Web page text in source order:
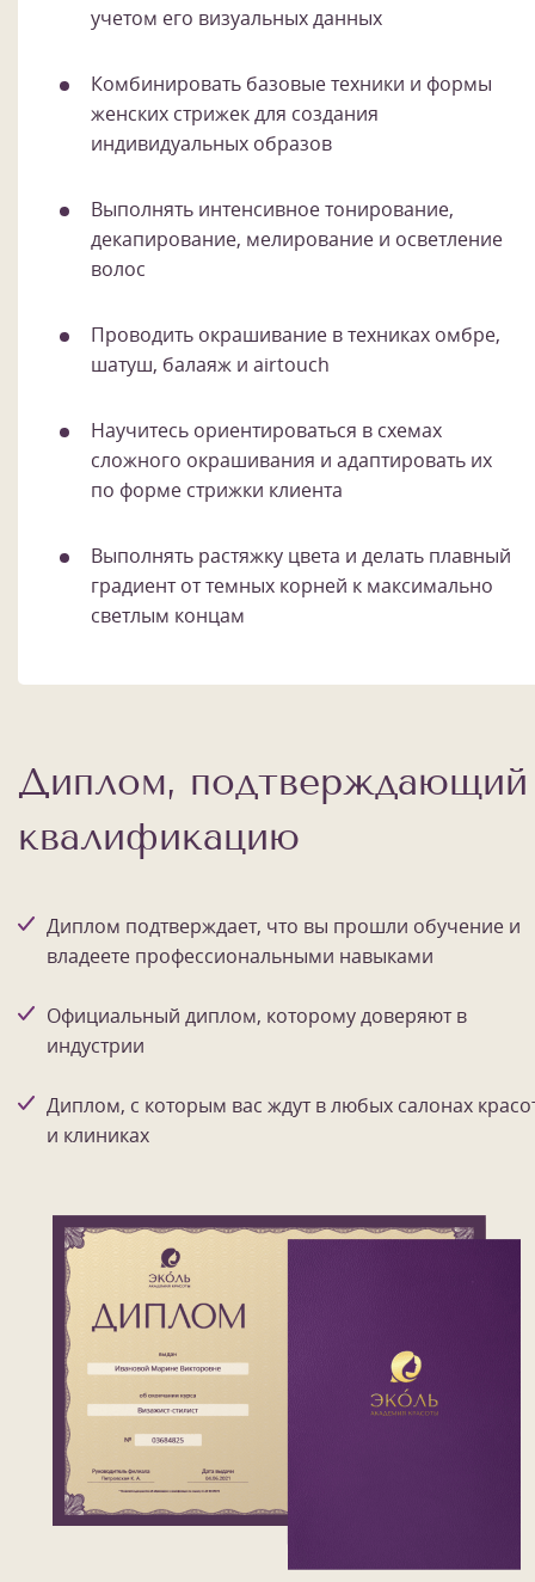
учетом его визуальных данных
Комбинировать базовые техники и формы
женских стрижек для создания
индивидуальных образов
Выполнять интенсивное тонирование,
декапирование, мелирование и осветление
волос
Проводить окрашивание в техниках омбре,
шатуш, балаяж и airtouch
Научитесь ориентироваться в схемах
сложного окрашивания и адаптировать их
по форме стрижки клиента
Выполнять растяжку цвета и делать плавный
градиент от темных корней к максимально
светлым концам
Диплом, подтверждающий
квалификацию
Диплом подтверждает, что вы прошли обучение и
владеете профессиональными навыками
Официальный диплом, которому доверяют в
индустрии
Диплом, с которым вас ждут в любых салонах
и клиниках